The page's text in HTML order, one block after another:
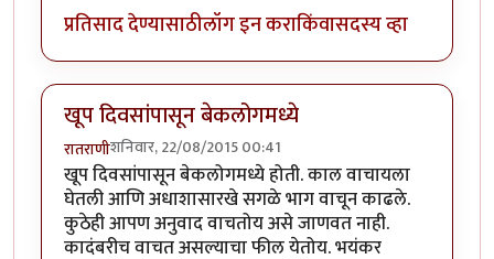
प्रतिसाद देण्यासाठीलॉग इन कराकिंवासदस्य व्हा
खूप दिवसांपासून बेकलोगमध्ये
रातराणीशनिवार, 22/08/2015 00:41
खूप दिवसांपासून बेकलोगमध्ये होती. काल वाचायला
घेतली आणि अधाशासारखे सगळे भाग वाचून काढले.
कुठेही आपण अनुवाद वाचतोय असे जाणवत नाही.
कादंबरीच वाचत असल्याचा फील येतोय. भयंकर